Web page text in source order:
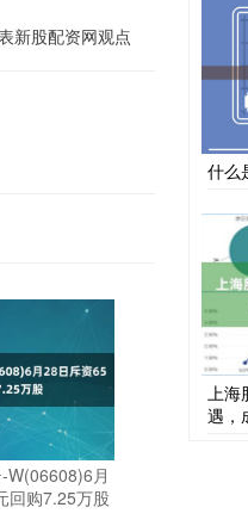
新股配资网观点
W(06608)6月
回购7.25万股
什么
上海
遇，